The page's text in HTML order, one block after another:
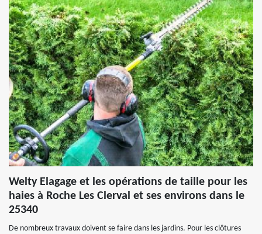
Welty Elagage et les opérations de taille pour les
haies à Roche Les Clerval et ses environs dans le
25340
De nombreux travaux doivent se faire dans les jardins. Pour les clôtures